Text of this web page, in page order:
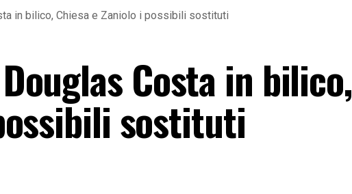
in bilico, Chiesa e Zaniolo i possibili sostituti
Costa in bilico,
sostituti